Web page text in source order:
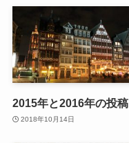
2015年と2016年の投稿
2018年10月14日